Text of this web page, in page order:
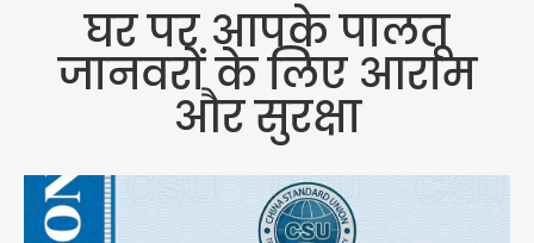
घर पर आपके पालतू
जानवरों के लिए आराम
और सुरक्षा